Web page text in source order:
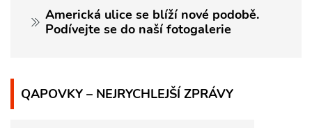
Americká ulice se blíží nové podobě.
Podívejte se do naší fotogalerie
QAPOVKY – NEJRYCHLEJŠÍ ZPRÁVY